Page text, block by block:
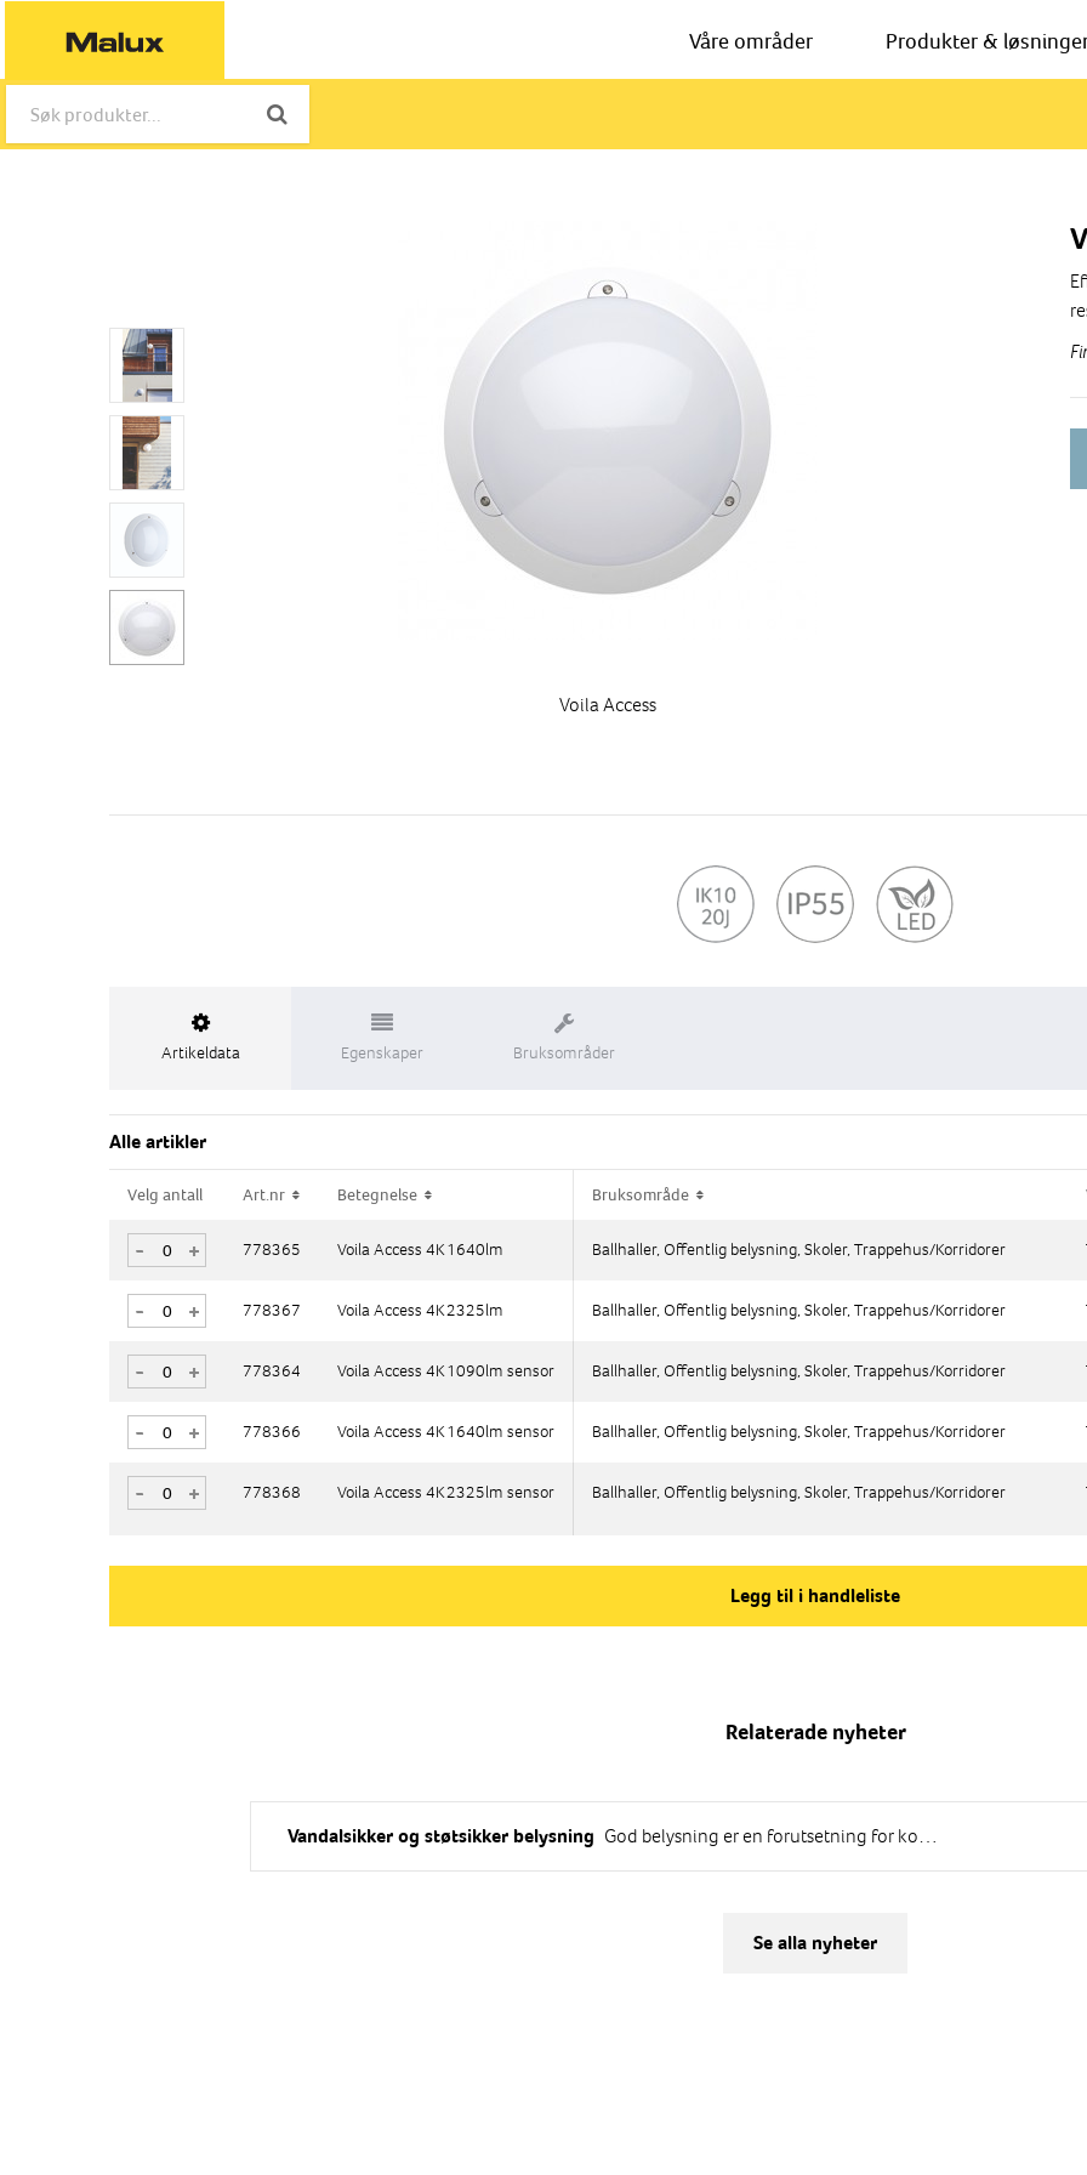
Våre områder Produkter &
Voila Access
Artikeldata Egenskaper Bruksområder
Alle artikler
Velg antall Art.nr Betegnelse Bruksområde
+
- 778365 Voila Access 4K 1640lm Ballhaller, Offentlig belysning, Skoler, Trappehus/Korridorer
+
- 778367 Voila Access 4K 2325lm Ballhaller, Offentlig belysning, Skoler, Trappehus/Korridorer
+
- 778364 Voila Access 4K 1090lm sensor Ballhaller, Offentlig belysning, Skoler, Trappehus/Korridorer
+
- 778366 Voila Access 4K 1640lm sensor Ballhaller, Offentlig belysning, Skoler, Trappehus/Korridorer
+
- 778368 Voila Access 4K 2325lm sensor Ballhaller, Offentlig belysning, Skoler, Trappehus/Korridorer
Velg antall Art.nr Betegnelse Bruksområde
+
- 778365 Voila Access 4K 1640lm Ballhaller, Offentlig belysning, Skoler, Trappehus/Korridorer
+
- 778367 Voila Access 4K 2325lm Ballhaller, Offentlig belysning, Skoler, Trappehus/Korridorer
+
- 778364 Voila Access 4K 1090lm sensor Ballhaller, Offentlig belysning, Skoler, Trappehus/Korridorer
+
- 778366 Voila Access 4K 1640lm sensor Ballhaller, Offentlig belysning, Skoler, Trappehus/Korridorer
+
- 778368 Voila Access 4K 2325lm sensor Ballhaller, Offentlig belysning, Skoler, Trappehus/Korridorer
Legg til i handleliste
Relaterade nyheter
Vandalsikker og støtsikker belysning God belysning er en forutsetning for komfort og sikkerhet i våre offentlige miljøer. Samtidig er hærverk et vanlig problem, spesielt på bortgjemte steder hvor lysbehovet er størst.
Se alla nyheter